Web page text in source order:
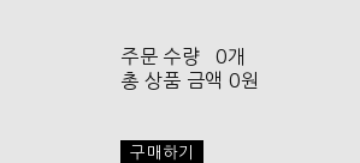
주문 수량
0개
총 상품 금액 0원
구매하기